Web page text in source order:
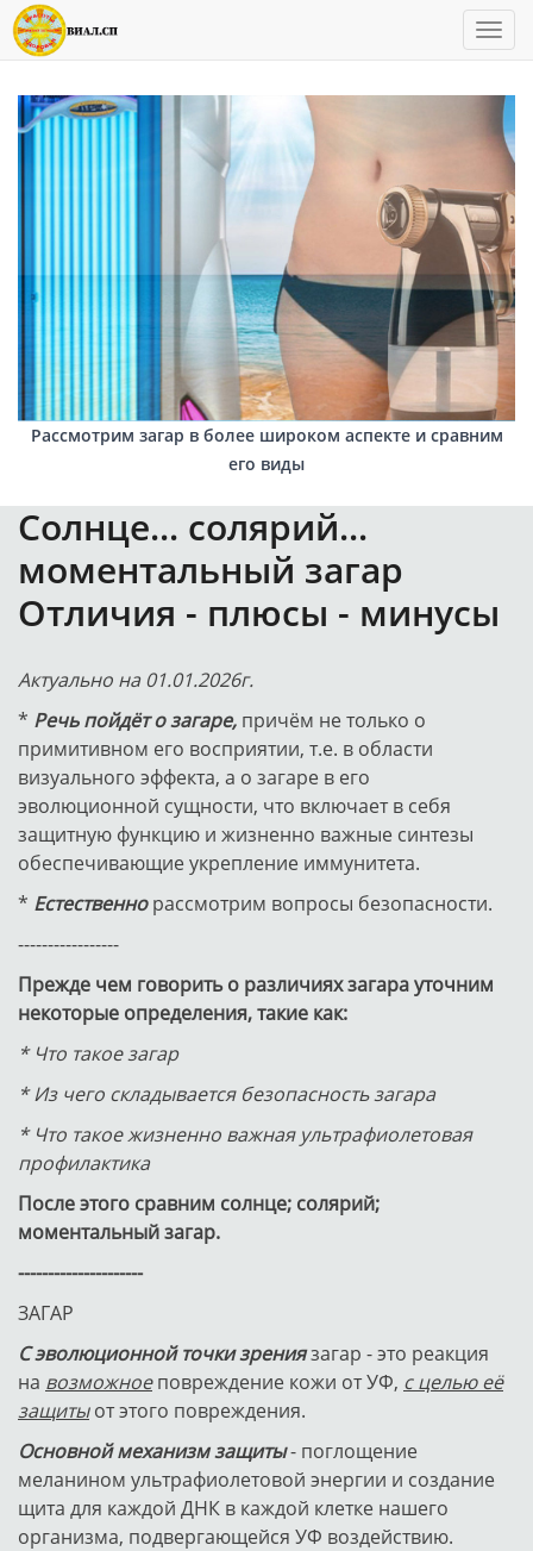
Рассмотрим загар в более широком аспекте и сравним
его виды
Солнце... солярий...
моментальный загар
Отличия - плюсы - минусы
Актуально на 01.01.2026г.
* Речь пойдёт о загаре, причём не только о
примитивном его восприятии, т.е. в области
визуального эффекта, а о загаре в его
эволюционной сущности, что включает в себя
защитную функцию и жизненно важные синтезы
обеспечивающие укрепление иммунитета.
* Естественнорассмотрим вопросы безопасности.
-----------------
Прежде чем говорить о различиях загара уточним
некоторые определения, такие как:
* Что такое загар
* Из чего складывается безопасность загара
* Что такое жизненно важная ультрафиолетовая
профилактика
После этого сравним солнце; солярий;
моментальный загар.
---------------------
ЗАГАР
С эволюционной точки зрениязагар - это реакция
на возможноеповреждение кожи от УФ, с целью её
защитыот этого повреждения.
Основной механизм защиты- поглощение
меланином ультрафиолетовой энергии и создание
щита для каждой ДНК в каждой клетке нашего
организма, подвергающейся УФ воздействию.